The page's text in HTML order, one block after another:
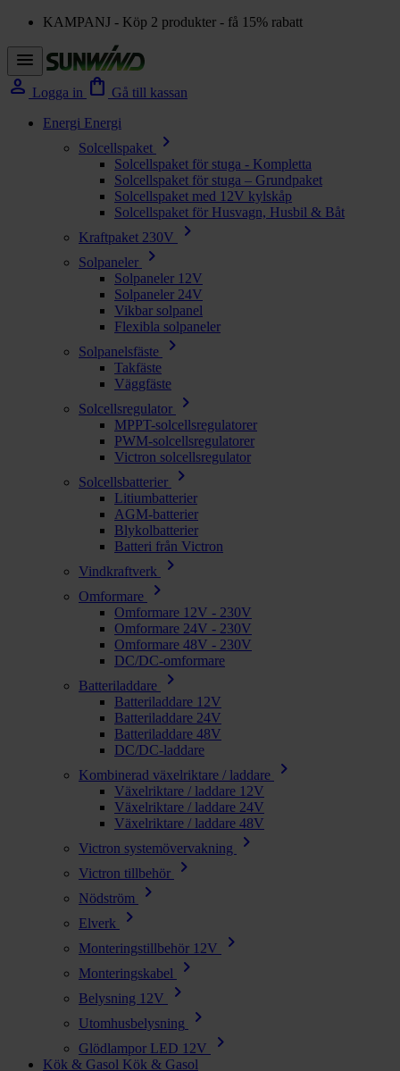
KAMPANJ - Köp 2 produkter - få 15% rabatt
menu
person Logga in shopping_bag Gå till kassan
Energi Energi
Solcellspaket
chevron_right
Solcellspaket för stuga - Kompletta
Solcellspaket för stuga – Grundpaket
Solcellspaket med 12V kylskåp
Solcellspaket för Husvagn, Husbil & Båt
Kraftpaket 230V
chevron_right
Solpaneler chevron_right
Solpaneler 12V
Solpaneler 24V
Vikbar solpanel
Flexibla solpaneler
Solpanelsfäste
chevron_right
Takfäste
Väggfäste
Solcellsregulator
chevron_right
MPPT-solcellsregulatorer
PWM-solcellsregulatorer
Victron solcellsregulator
Solcellsbatterier
chevron_right
Litiumbatterier
AGM-batterier
Blykolbatterier
Batteri från Victron
Vindkraftverk
chevron_right
Omformare chevron_right
Omformare 12V - 230V
Omformare 24V - 230V
Omformare 48V - 230V
DC/DC-omformare
Batteriladdare
chevron_right
Batteriladdare 12V
Batteriladdare 24V
Batteriladdare 48V
DC/DC-laddare
Kombinerad växelriktare / laddare
chevron_right
Växelriktare / laddare 12V
Växelriktare / laddare 24V
Växelriktare / laddare 48V
Victron systemövervakning
chevron_right
Victron tillbehör chevron_right
Nödström chevron_right
Elverk chevron_right
Monteringstillbehör 12V chevron_right
Monteringskabel chevron_right
Belysning 12V chevron_right
Utomhusbelysning chevron_right
Glödlampor LED 12V chevron_right
Kök & Gasol Kök & Gasol